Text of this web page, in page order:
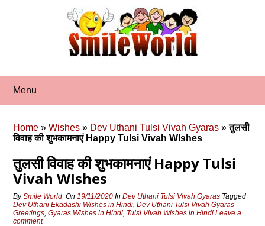
Menu
Home »Wishes » Dev Uthani Tulsi Vivah Gyaras »तुलसी
विवाह की शुभकामनाएं Happy Tulsi Vivah WIshes
तुलसी विवाह की शुभकामनाएं Happy Tulsi
Vivah WIshes
BySmile World On19/11/2020 InDev Uthani Tulsi Vivah Gyaras Tagged
Dev Uthani Ekadashi Wishes in Hindi,Dev Uthani Tulsi Vivah Gyaras
Greetings,Gyaras Wishes in Hindi, Tulsi Vivah Wishes in Hindi Leave a
comment